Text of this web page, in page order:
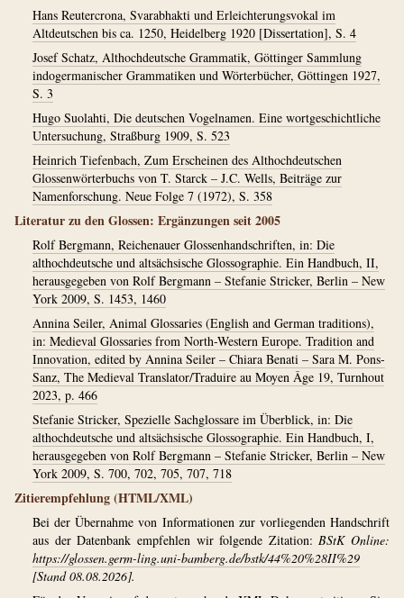
Hans Reutercrona, Svarabhakti und Erleichterungsvokal im
Altdeutschen bis ca. 1250, Heidelberg 1920 [Dissertation], S. 4
Josef Schatz, Althochdeutsche Grammatik, Göttinger Sammlung
indogermanischer Grammatiken und Wörterbücher, Göttingen 1927,
S. 3
Hugo Suolahti, Die deutschen Vogelnamen. Eine wortgeschichtliche
Untersuchung, Straßburg 1909, S. 523
Heinrich Tiefenbach, Zum Erscheinen des Althochdeutschen
Glossenwörterbuchs von T. Starck – J.C. Wells, Beiträge zur
Namenforschung. Neue Folge 7 (1972), S. 358
Literatur zu den Glossen: Ergänzungen seit 2005
Rolf Bergmann, Reichenauer Glossenhandschriften, in: Die
althochdeutsche und altsächsische Glossographie. Ein Handbuch, II,
herausgegeben von Rolf Bergmann – Stefanie Stricker, Berlin – New
York 2009, S. 1453, 1460
Annina Seiler, Animal Glossaries (English and German traditions),
in: Medieval Glossaries from North-Western Europe. Tradition and
Innovation, edited by Annina Seiler – Chiara Benati – Sara M. Pons-
Sanz, The Medieval Translator/Traduire au Moyen Âge 19, Turnhout
2023, p. 466
Stefanie Stricker, Spezielle Sachglossare im Überblick, in: Die
althochdeutsche und altsächsische Glossographie. Ein Handbuch, I,
herausgegeben von Rolf Bergmann – Stefanie Stricker, Berlin – New
York 2009, S. 700, 702, 705, 707, 718
Zitierempfehlung (HTML/XML)
Bei der Übernahme von Informationen zur vorliegenden Handschrift
aus der Datenbank empfehlen wir folgende Zitation:BStK Online:
https://glossen.germ-ling.uni-bamberg.de/bstk/44%20%28II%29
[Stand 08.08.2026].